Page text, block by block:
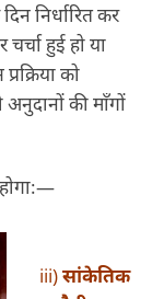
निर्धारित कर
हुई हो या
को
की माँगों
iii)सांकेतिक